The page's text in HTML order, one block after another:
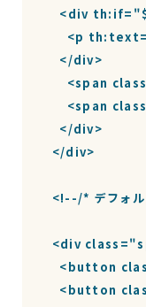
<div
<p
    </div>
<span
<span
    </div>
  </div>
<!--/* デフォ
<div
<button
<button